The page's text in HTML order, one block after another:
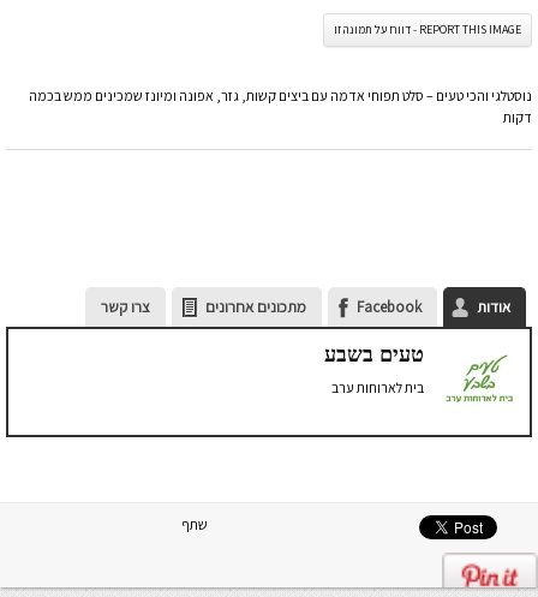
REPORT THIS IMAGE - דווח על תמונה זו
נוסטלגי והכי טעים – סלט תפוחי אדמה עם ביצים קשות, גזר, אפונה ומיונז שמכינים ממש בכמה
דקות
אודות Facebook מתכונים אחרונים צרו קשר
טעים בשבע
בית לארוחות ערב
שתף